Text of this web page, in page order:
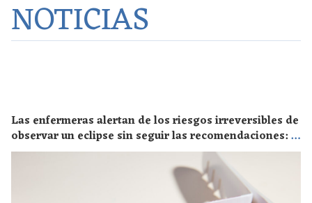
NOTICIAS
Las enfermeras alertan de los riesgos irreversibles de
observar un eclipse sin seguir las recomendaciones: la
retinopatía solar es el mayor de los peligros